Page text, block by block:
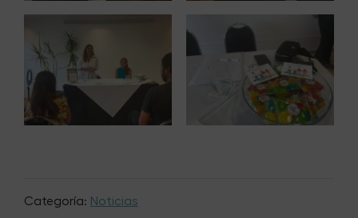
Categoría: Noticias